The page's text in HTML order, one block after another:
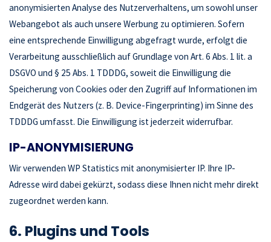
anonymisierten Analyse des Nutzerverhaltens, um sowohl unser
Webangebot als auch unsere Werbung zu optimieren. Sofern
eine entsprechende Einwilligung abgefragt wurde, erfolgt die
Verarbeitung ausschließlich auf Grundlage von Art. 6 Abs. 1 lit. a
DSGVO und § 25 Abs. 1 TDDDG, soweit die Einwilligung die
Speicherung von Cookies oder den Zugriff auf Informationen im
Endgerät des Nutzers (z. B. Device-Fingerprinting) im Sinne des
TDDDG umfasst. Die Einwilligung ist jederzeit widerrufbar.
IP-ANONYMISIERUNG
Wir verwenden WP Statistics mit anonymisierter IP. Ihre IP-
Adresse wird dabei gekürzt, sodass diese Ihnen nicht mehr direkt
zugeordnet werden kann.
6. Plugins und Tools